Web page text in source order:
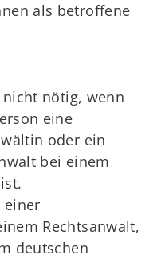
als betroffene
nötig, wenn
eine
oder ein
bei einem
einer
Rechtsanwalt,
deutschen